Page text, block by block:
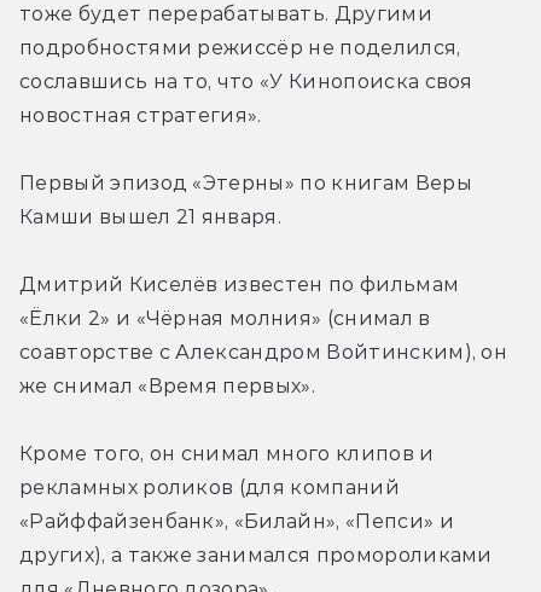
тоже будет перерабатывать. Другими
подробностями режиссёр не поделился,
сославшись на то, что «У Кинопоиска своя
новостная стратегия».
Первый эпизод «Этерны» по книгам Веры
Камши вышел 21 января.
Дмитрий Киселёв известен по фильмам
«Ёлки 2» и «Чёрная молния» (снимал в
соавторстве с Александром Войтинским), он
же снимал «Время первых».
Кроме того, он снимал много клипов и
рекламных роликов (для компаний
«Райффайзенбанк», «Билайн», «Пепси» и
других), а также занимался промороликами